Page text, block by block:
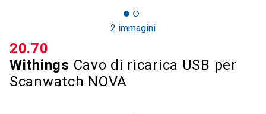
2 immagini
Withings Cavo di ricarica USB per
Scanwatch NOVA
CHF
20.70